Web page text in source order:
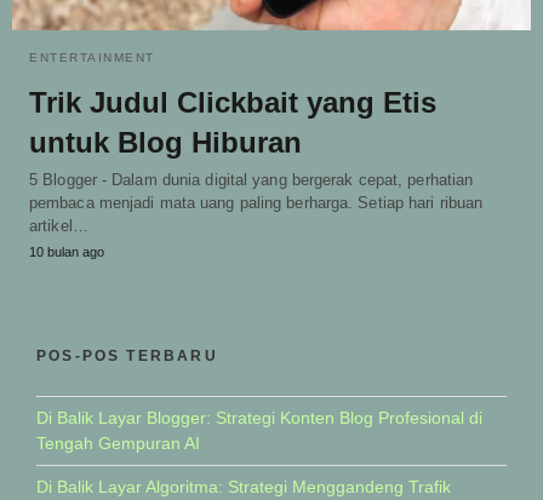
ENTERTAINMENT
Trik Judul Clickbait yang Etis
untuk Blog Hiburan
5 Blogger - Dalam dunia digital yang bergerak cepat, perhatian
pembaca menjadi mata uang paling berharga. Setiap hari ribuan
artikel…
10 bulan ago
POS-POS TERBARU
Di Balik Layar Blogger: Strategi Konten Blog Profesional di
Tengah Gempuran AI
Di Balik Layar Algoritma: Strategi Menggandeng Trafik